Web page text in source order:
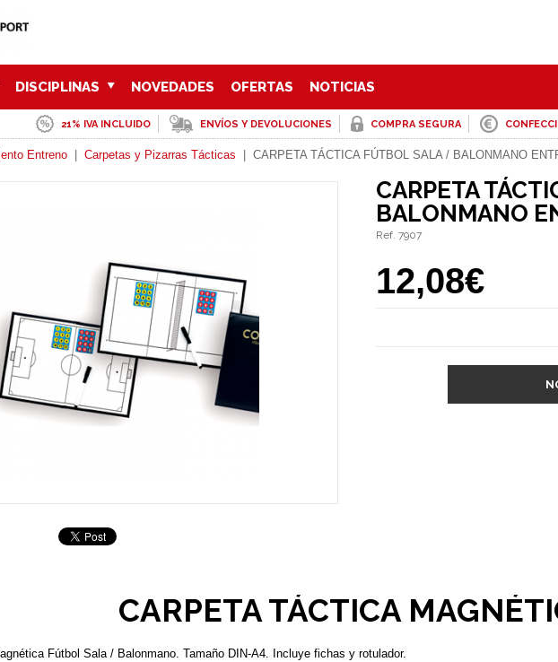
DISCIPLINAS NOVEDADES OFERTAS NOTICIAS
21% IVA INCLUIDO ENVÍOS Y DEVOLUCIONES COMPRA SEGURA
Entreno Carpetas y Pizarras Tácticas CARPETA TÁCTICA FÚTBOL SALA / BALONMANO
CARPETA
BALONMANO
Ref. 7907
12,08€
CARPETA TÁCTICA
Fútbol Sala / Balonmano. Tamaño DIN-A4. Incluye fichas y rotulador.